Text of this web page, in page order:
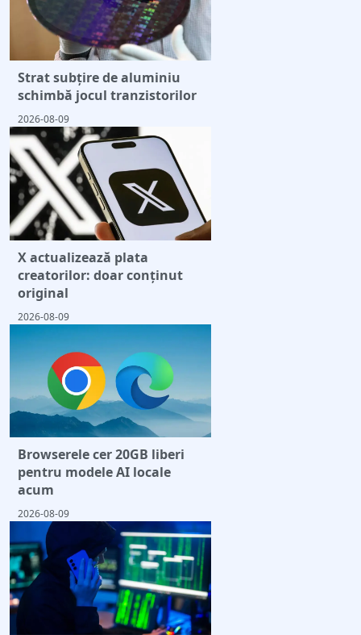
Strat subțire de aluminiu
schimbă jocul tranzistorilor
2026-08-09
X actualizează plata
creatorilor: doar conținut
original
2026-08-09
Browserele cer 20GB liberi
pentru modele AI locale
acum
2026-08-09